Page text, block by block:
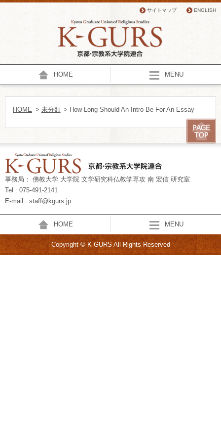
サイトマップ ENGLISH
HOME MENU
HOME > 未分類 > How Long Should An Intro Be For An Essay
事務局： 佛教大学 大学院 文学研究科仏教学専攻 南 宏信 研究室
Tel : 075-491-2141
E-mail : staff@kgurs.jp
HOME MENU
Copyright © K-GURS All Rights Reserved